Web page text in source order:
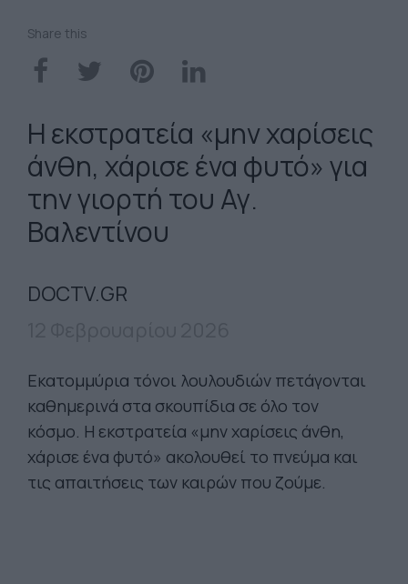
Share this
Η εκστρατεία «μην χαρίσεις
άνθη, χάρισε ένα φυτό» για
την γιορτή του Αγ.
Βαλεντίνου
DOCTV.GR
Εκατομμύρια τόνοι λουλουδιών πετάγονται
καθημερινά στα σκουπίδια σε όλο τον
κόσμο. Η εκστρατεία «μην χαρίσεις άνθη,
χάρισε ένα φυτό» ακολουθεί το πνεύμα και
τις απαιτήσεις των καιρών που ζούμε.